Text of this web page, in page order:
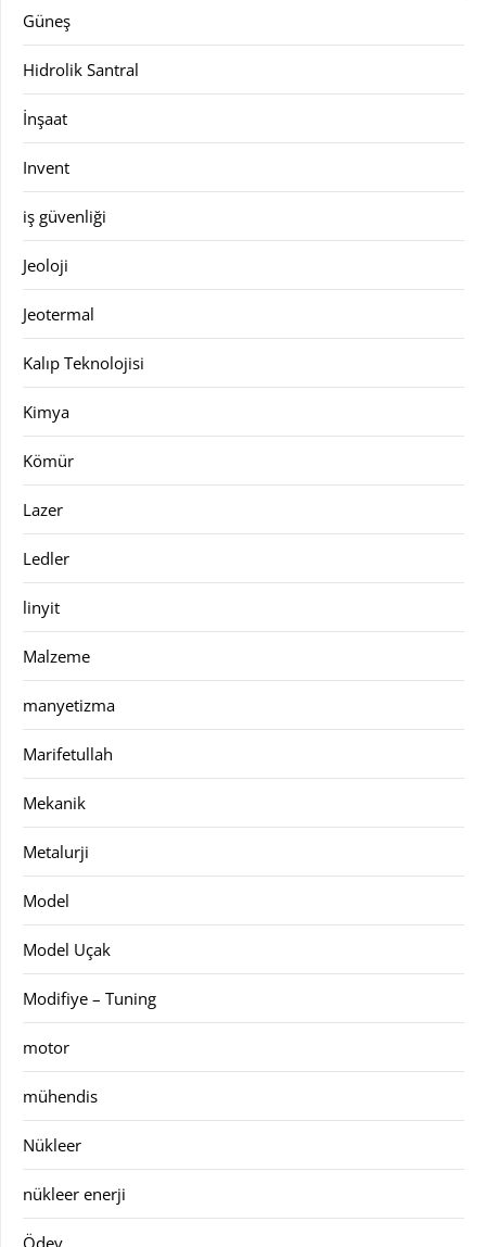
Güneş
Hidrolik Santral
İnşaat
Invent
iş güvenliği
Jeoloji
Jeotermal
Kalıp Teknolojisi
Kimya
Kömür
Lazer
Ledler
linyit
Malzeme
manyetizma
Marifetullah
Mekanik
Metalurji
Model
Model Uçak
Modifiye – Tuning
motor
mühendis
Nükleer
nükleer enerji